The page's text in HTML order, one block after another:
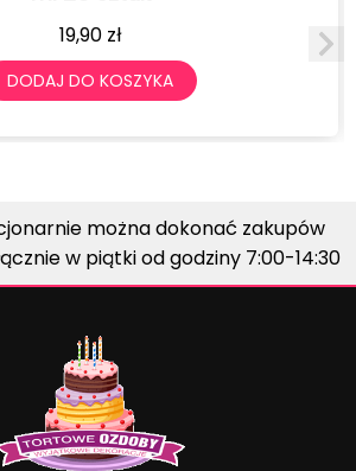
19,90 zł
DODAJ DO KOSZYKA
można dokonać zakupów
w piątki od godziny 7:00-14:30